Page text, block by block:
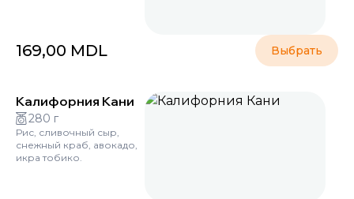
169,00 MDL Выбрать
Калифорния Кани
280 г
Рис, сливочный сыр,
снежный краб, авокадо,
икра тобико.